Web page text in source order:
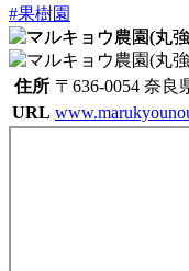
#果樹園
住所 〒636-0054 奈
URL